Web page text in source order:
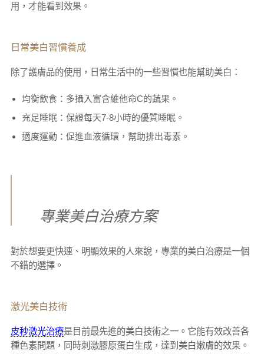
用，才能看到效果。
日常美白習慣養成
除了護膚品的使用，日常生活中的一些習慣也能幫助美白：
均衡飲食：多攝入富含維他命C的蔬果。
充足睡眠：保證每天7-8小時的優質睡眠。
適度運動：促進血液循環，幫助排出毒素。
專業美白治療方案
對於想要更快速、明顯效果的人來說，專業的美白治療是一個
不錯的選擇。
激光美白技術
皮秒激光治療是目前最先進的美白技術之一。它能有效改善各
種色素問題，同時刺激膠原蛋白生成，達到美白嫩膚的效果。